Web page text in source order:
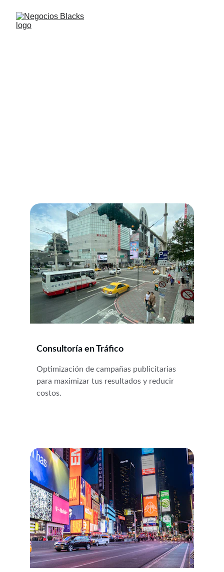
Consultoría en Tráfico
Optimización de campañas publicitarias
para maximizar tus resultados y reducir
costos.